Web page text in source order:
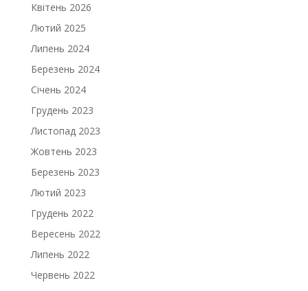
Квітень 2026
Лютий 2025
Липень 2024
Березень 2024
Січень 2024
Грудень 2023
Листопад 2023
Жовтень 2023
Березень 2023
Лютий 2023
Грудень 2022
Вересень 2022
Липень 2022
Червень 2022